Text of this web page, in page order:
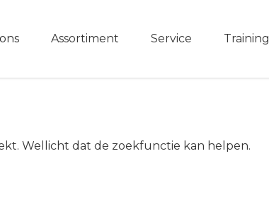
Assortiment Service Training
Wellicht dat de zoekfunctie kan helpen.